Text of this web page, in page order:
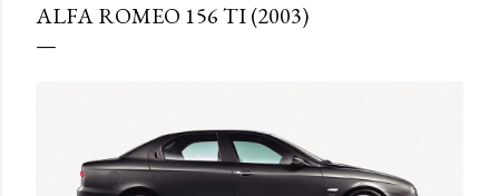
ALFA ROMEO 156 TI (2003)